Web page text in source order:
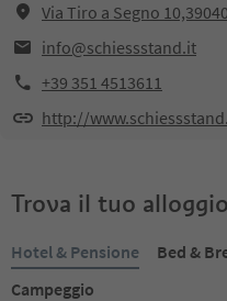
Via Tiro a Segno
info@schiessstand.it
+39 351 4513611
http://
Trova il tuo
Hotel & Pensione Bed &
Campeggio